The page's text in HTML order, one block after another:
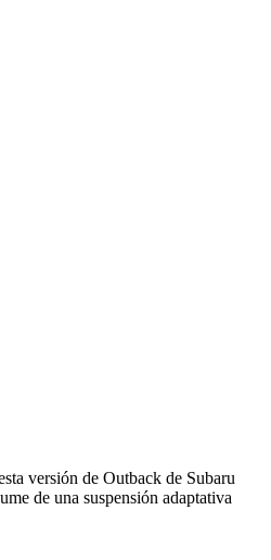
versión de Outback de Subaru
de una suspensión adaptativa